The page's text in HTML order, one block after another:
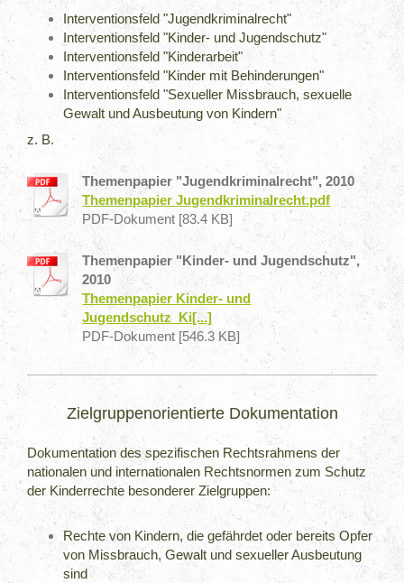
Interventionsfeld "Jugendkriminalrecht"
Interventionsfeld "Kinder- und Jugendschutz"
Interventionsfeld "Kinderarbeit"
Interventionsfeld "Kinder mit Behinderungen"
Interventionsfeld "Sexueller Missbrauch, sexuelle
Gewalt und Ausbeutung von Kindern"
z. B.
Themenpapier "Jugendkriminalrecht", 2010
Themenpapier Jugendkriminalrecht.pdf
PDF-Dokument [83.4 KB]
Themenpapier "Kinder- und Jugendschutz",
2010
Themenpapier Kinder- und
Jugendschutz_Ki[...]
PDF-Dokument [546.3 KB]
Zielgruppenorientierte Dokumentation
Dokumentation des spezifischen Rechtsrahmens der
nationalen und internationalen Rechtsnormen zum Schutz
der Kinderrechte besonderer Zielgruppen:
Rechte von Kindern, die gefährdet oder bereits Opfer
von Missbrauch, Gewalt und sexueller Ausbeutung
sind